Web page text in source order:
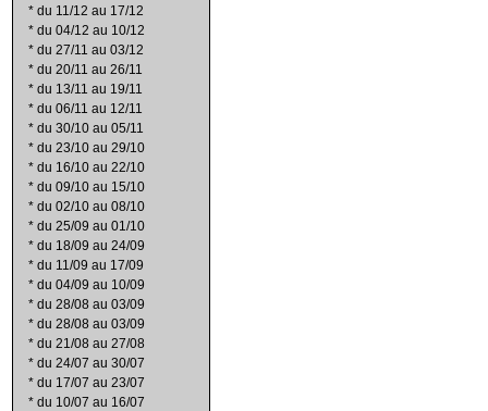
* du 11/12 au 17/12
* du 04/12 au 10/12
* du 27/11 au 03/12
* du 20/11 au 26/11
* du 13/11 au 19/11
* du 06/11 au 12/11
* du 30/10 au 05/11
* du 23/10 au 29/10
* du 16/10 au 22/10
* du 09/10 au 15/10
* du 02/10 au 08/10
* du 25/09 au 01/10
* du 18/09 au 24/09
* du 11/09 au 17/09
* du 04/09 au 10/09
* du 28/08 au 03/09
* du 28/08 au 03/09
* du 21/08 au 27/08
* du 24/07 au 30/07
* du 17/07 au 23/07
* du 10/07 au 16/07